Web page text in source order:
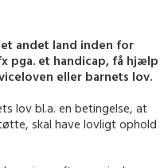
et andet land inden for
pga. et handicap, få hjælp
eller barnets lov.
lov bl.a. en betingelse, at
skal have lovligt ophold